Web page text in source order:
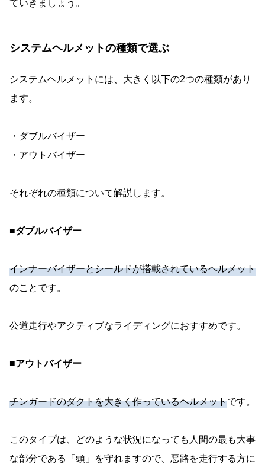
ていきましょう。
システムヘルメットの種類で選ぶ
システムヘルメットには、大きく以下の2つの種類があり
ます。
・ダブルバイザー
・アウトバイザー
それぞれの種類について解説します。
■ダブルバイザー
インナーバイザーとシールドが搭載されているヘルメット
のことです。
公道走行やアクティブなライディングにおすすめです。
■アウトバイザー
チンガードのダクトを大きく作っているヘルメットです。
このタイプは、どのような状況になっても人間の最も大事
な部分である「頭」を守れますので、悪路を走行する方に